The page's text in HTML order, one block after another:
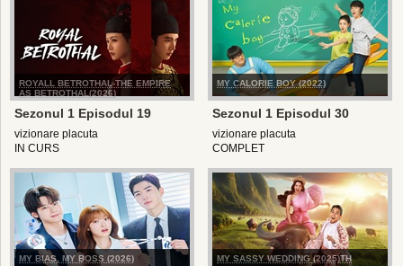
ROYALL BETROTHAL-THE EMPIRE
AS BETROTHAL(2026)
Sezonul 1 Episodul 19
vizionare placuta
IN CURS
MY CALORIE BOY (2022)
Sezonul 1 Episodul 30
vizionare placuta
COMPLET
MY BIAS, MY BOSS (2026) MY SASSY WEDDING (2025)TH